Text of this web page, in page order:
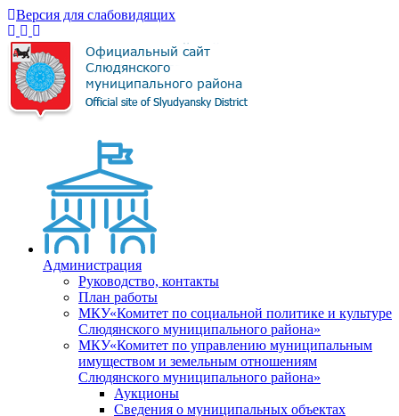
Версия для слабовидящих
Администрация
Руководство, контакты
План работы
МКУ«Комитет по социальной политике и культуре
Слюдянского муниципального района»
МКУ«Комитет по управлению муниципальным
имуществом и земельным отношениям
Слюдянского муниципального района»
Аукционы
Сведения о муниципальных объектах